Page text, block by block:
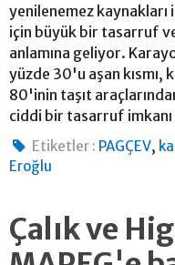
yenilenemez
için büyük bir tasarruf
anlamına geliyor.
yüzde 30'u aşan kısmı,
80'inin taşıt
ciddi bir tasarruf imkanı
Etiketler : PAGÇEV,
Eroğlu
Çalık ve